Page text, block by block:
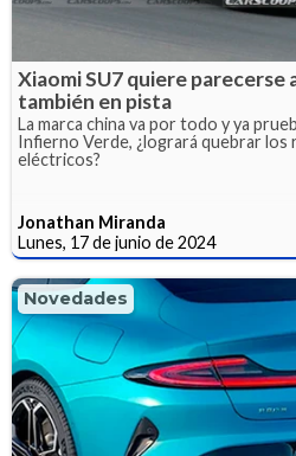
Xiaomi SU7 quiere parecerse
también en pista
La marca china va por todo y ya
Infierno Verde, ¿logrará quebrar los
eléctricos?
Jonathan Miranda
Lunes, 17 de junio de 2024
Novedades